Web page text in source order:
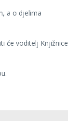
a o djelima
će voditelj Knjižnice